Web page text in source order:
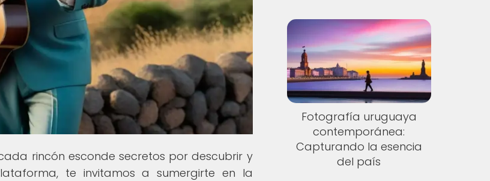
rincón esconde secretos por descubrir y
te invitamos a sumergirte en la
Fotografía uruguaya
contemporánea:
Capturando la esencia
del país